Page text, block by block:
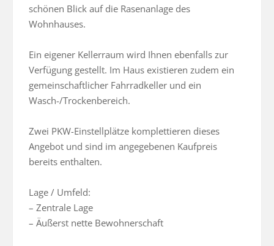
schönen Blick auf die Rasenanlage des
Wohnhauses.
Ein eigener Kellerraum wird Ihnen ebenfalls zur
Verfügung gestellt. Im Haus existieren zudem ein
gemeinschaftlicher Fahrradkeller und ein
Wasch-/Trockenbereich.
Zwei PKW-Einstellplätze komplettieren dieses
Angebot und sind im angegebenen Kaufpreis
bereits enthalten.
Lage / Umfeld:
– Zentrale Lage
– Äußerst nette Bewohnerschaft